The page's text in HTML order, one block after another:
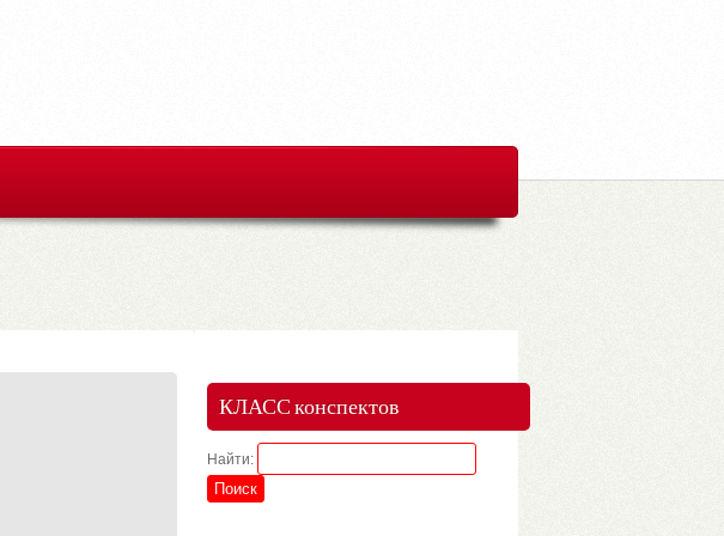
КЛАСС конспектов
Найти: